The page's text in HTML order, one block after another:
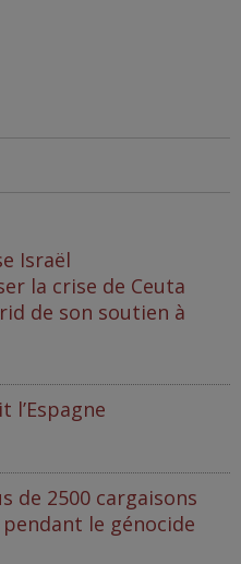
Israël
la crise de Ceuta
de son soutien à
l’Espagne
de 2500 cargaisons
pendant le génocide